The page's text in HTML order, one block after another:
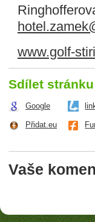
www.golf-
Sdílet stránku
Google
Přidat.eu
Vaše